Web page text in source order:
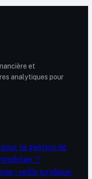
et
analytiques pour
la gestion de
?
: veille juridique,